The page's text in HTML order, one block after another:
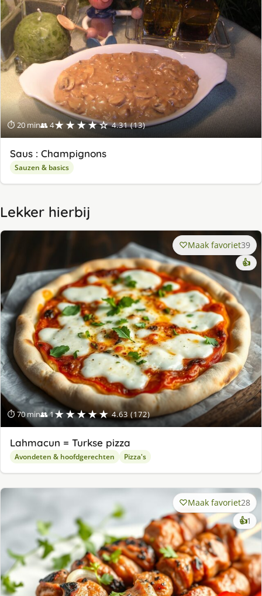
⏱ 20 min👥 4★★★★☆ 4.31 (13)
Saus : Champignons
Sauzen & basics
Lekker hierbij
⏱ 70 min👥 1★★★★★ 4.63 (172)
Maak favoriet39
👍
Lahmacun = Turkse pizza
Avondeten & hoofdgerechten Pizza's
Maak favoriet28
👍1